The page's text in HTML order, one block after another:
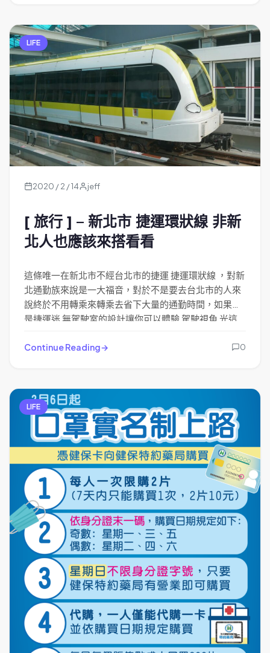
LIFE
2020 / 2 / 14 jeff
[ 旅行 ] – 新北市 捷運環狀線 非新
北人也應該來搭看看
這條唯一在新北市不經台北市的捷運 捷運環狀線 ，對新
北通勤族來說是一大福音，對於不是要去台北市的人來
說終於不用轉乘來轉乘去省下大量的通勤時間，如果你
是捷運迷 無駕駛室的設計讓你可以體驗 駕駛視角 光這
Continue Reading 0
LIFE